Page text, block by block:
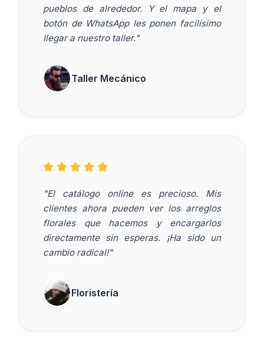
pueblos de alrededor. Y el mapa y el
botón de WhatsApp les ponen facilísimo
llegar a nuestro taller."
Taller Mecánico
"El catálogo online es precioso. Mis
clientes ahora pueden ver los arreglos
florales que hacemos y encargarlos
directamente sin esperas. ¡Ha sido un
cambio radical!"
Floristería